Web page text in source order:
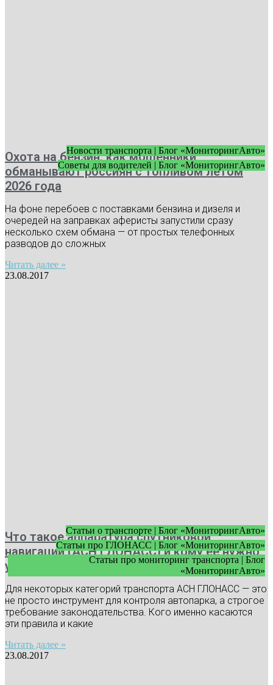
Новости транспорта | Блог «МониторингАвто»
Советы для водителей | Блог «МониторингАвто»
Охота на бензин: как мошенники
обманывают россиян с топливом летом
2026 года
На фоне перебоев с поставками бензина и дизеля и
очередей на заправках аферисты запустили сразу
несколько схем обмана — от простых телефонных
разводов до сложных
Читать далее »
23.08.2017
Статьи о транспорте | Блог «МониторингАвто»
Статьи про ГЛОНАСС | Блог «МониторингАвто»
Статьи про мониторинг транспорта | Блог
«МониторингАвто»
Что такое аппаратура спутниковой
навигации (АСН ГЛОНАСС) и кому ее нужно
устанавливать
Для некоторых категорий транспорта АСН ГЛОНАСС — это
не просто инструмент для контроля автопарка, а строгое
требование законодательства. Кого именно касаются
эти правила и какие
Читать далее »
23.08.2017